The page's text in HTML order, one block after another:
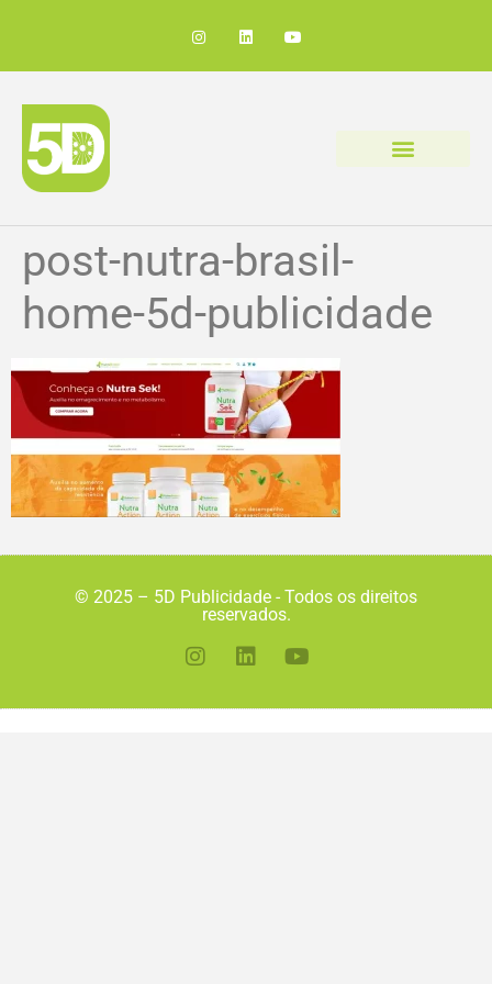
post-nutra-brasil-
home-5d-publicidade
© 2025 – 5D Publicidade - Todos os direitos
reservados.